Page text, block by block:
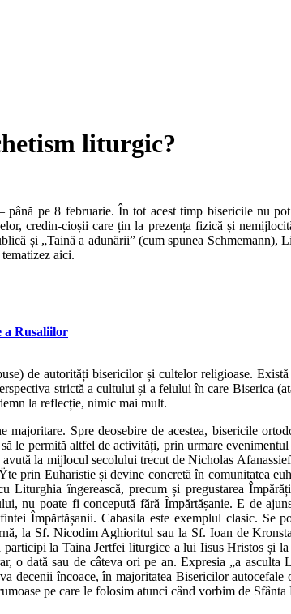
liturgic?
pe 8 februarie. În tot acest timp bisericile nu
credin-cioșii care țin la prezența fizică și
și „Taină a adunării” (cum spunea Schmemann),
aici.
a Rusaliilor
de autorități bisericilor și cultelor religioase.
strictă a cultului și a felului în care Biserica
la reflecție, nimic mai mult.
Spre deosebire de acestea, bisericile
permită altfel de activități, prin urmare
la mijlocul secolului trecut de Nicholas
prin Euharistie și devine concretă în comunitatea
Liturghia îngerească, precum și pregustarea
nu poate fi concepută fără Împărtășanie. E de
Împărtășanii. Cabasila este exemplul clasic. Se
la Sf. Nicodim Aghioritul sau la Sf. Ioan de
la Taina Jertfei liturgice a lui Iisus Hristos și
o dată sau de câteva ori pe an. Expresia „a asculta
decenii încoace, în majoritatea Bisericilor
pe care le folosim atunci când vorbim de